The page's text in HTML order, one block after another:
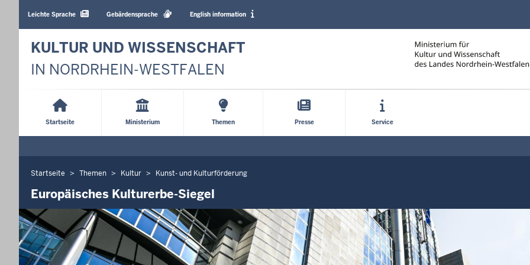
Sprachen
Leichte Sprache Gebärdensprache English information
KULTUR UND WISSENSCHAFT
IN NORDRHEIN-WESTFALEN
Startseite Ministerium Themen Presse Service
Sie
befinden
hier
Startseite Themen Kultur Kunst- und Kulturförderung
Europäisches Kulturerbe-Siegel